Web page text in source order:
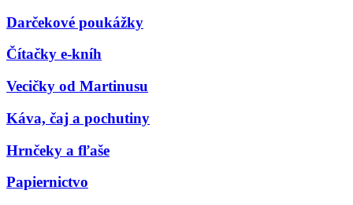
Darčekové poukážky
Čítačky e-kníh
Vecičky od Martinusu
Káva, čaj a pochutiny
Hrnčeky a fľaše
Papiernictvo